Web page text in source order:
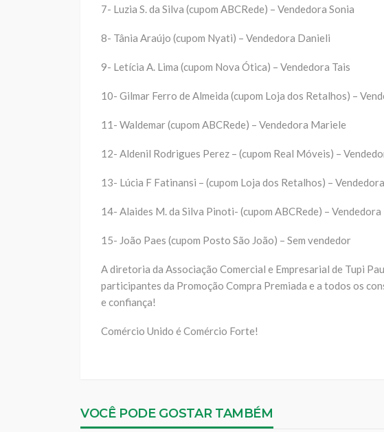
7- Luzia S. da Silva (cupom ABCRede) – Vendedora Sonia
8- Tânia Araújo (cupom Nyati) – Vendedora Danieli
9- Letícia A. Lima (cupom Nova Ótica) – Vendedora Tais
10- Gilmar Ferro de Almeida (cupom Loja dos Retalhos) –
11- Waldemar (cupom ABCRede) – Vendedora Mariele
12- Aldenil Rodrigues Perez – (cupom Real Móveis) –
13- Lúcia F Fatinansi – (cupom Loja dos Retalhos) –
14- Alaides M. da Silva Pinoti- (cupom ABCRede) –
15- João Paes (cupom Posto São João) – Sem vendedor
A diretoria da Associação Comercial e Empresarial de Tupi
participantes da Promoção Compra Premiada e a todos os
e confiança!
Comércio Unido é Comércio Forte!
VOCÊ PODE GOSTAR TAMBÉM